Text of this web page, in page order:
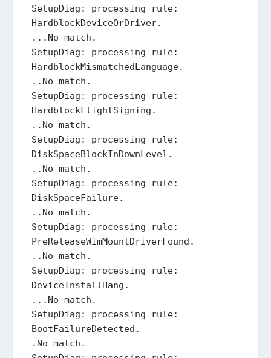
SetupDiag: processing rule:
HardblockDeviceOrDriver.
...No match.
SetupDiag: processing rule:
HardblockMismatchedLanguage.
..No match.
SetupDiag: processing rule:
HardblockFlightSigning.
..No match.
SetupDiag: processing rule:
DiskSpaceBlockInDownLevel.
..No match.
SetupDiag: processing rule:
DiskSpaceFailure.
..No match.
SetupDiag: processing rule:
PreReleaseWimMountDriverFound.
..No match.
SetupDiag: processing rule:
DeviceInstallHang.
...No match.
SetupDiag: processing rule:
BootFailureDetected.
.No match.